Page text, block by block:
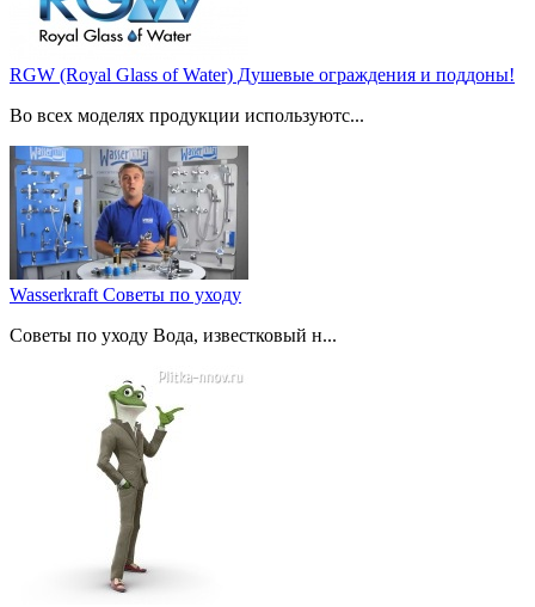
RGW (Royal Glass of Water) Душевые ограждения и поддоны!
Во всех моделях продукции используютс...
Wasserkraft Советы по уходу
Советы по уходу Вода, известковый н...